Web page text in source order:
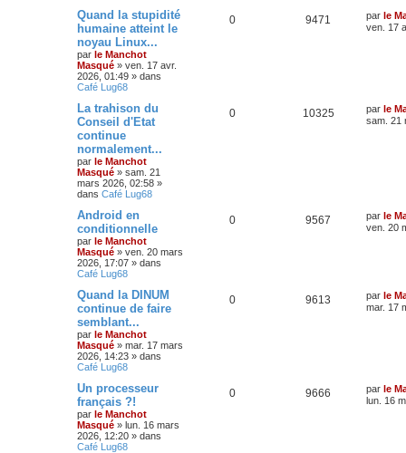
Quand la stupidité
humaine atteint le
noyau Linux...
par le Manchot
Masqué » ven. 17 avr.
2026, 01:49 » dans
Café Lug68
0 9471 par le
ven. 17
La trahison du
Conseil d'Etat
continue
normalement...
par le Manchot
Masqué » sam. 21
mars 2026, 02:58 »
dans Café Lug68
0 10325 par le
sam. 21
Android en
conditionnelle
par le Manchot
Masqué » ven. 20 mars
2026, 17:07 » dans
Café Lug68
0 9567 par le
ven. 20
Quand la DINUM
continue de faire
semblant...
par le Manchot
Masqué » mar. 17 mars
2026, 14:23 » dans
Café Lug68
0 9613 par le
mar. 17
Un processeur
français ?!
par le Manchot
Masqué » lun. 16 mars
2026, 12:20 » dans
Café Lug68
0 9666 par le
lun. 16